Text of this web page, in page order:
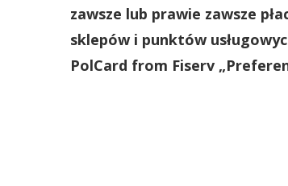
zawsze lub prawie zawsze
sklepów i punktów
PolCard from Fiserv